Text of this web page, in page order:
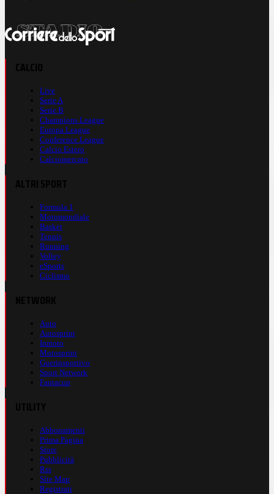
Live
Serie A
Serie B
Champions League
Europa League
Conference League
Calcio Estero
Calciomercato
Formula 1
Motomondiale
Basket
Tennis
Running
Volley
eSports
Ciclismo
Auto
Autosprint
Inmoto
Motosprint
Guerinsportivo
Sport Network
Fantacup
Abbonamenti
Prima Pagina
Store
Pubblicità
Rss
Site Map
Registrati